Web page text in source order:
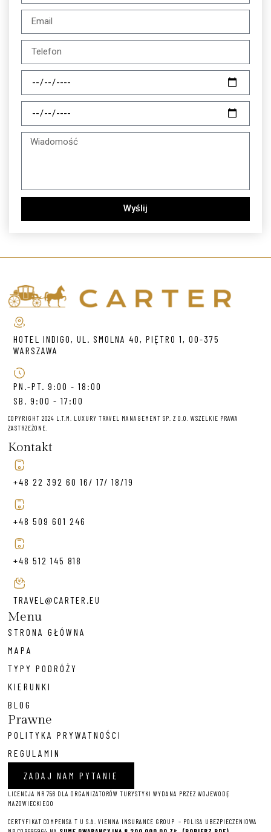
Wyślij
HOTEL INDIGO, UL. SMOLNA 40, PIĘTRO 1, 00-375
WARSZAWA
PN.-PT. 9:00 - 18:00
SB. 9:00 - 17:00
COPYRIGHT 2024 L.T.M. LUXURY TRAVEL MANAGEMENT SP. Z O.O. WSZELKIE PRAWA
ZASTRZEŻONE.
Kontakt
+48 22 392 60 16/ 17/ 18/19
+48 509 601 246
+48 512 145 818
TRAVEL@CARTER.EU
Menu
STRONA GŁÓWNA
MAPA
TYPY PODRÓŻY
KIERUNKI
BLOG
Prawne
POLITYKA PRYWATNOŚCI
REGULAMIN
ZADAJ NAM PYTANIE
LICENCJA NR 756 DLA ORGANIZATORÓW TURYSTYKI WYDANA PRZEZ WOJEWODĘ
MAZOWIECKIEGO
CERTYFIKAT COMPENSA T U S.A. VIENNA INSURANCE GROUP – POLISA UBEZPIECZENIOWA